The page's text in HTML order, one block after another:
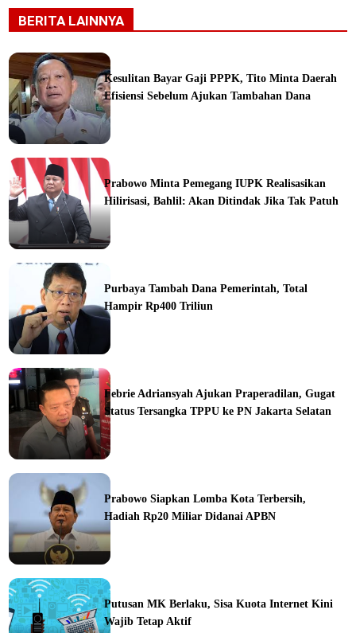
BERITA LAINNYA
Kesulitan Bayar Gaji PPPK, Tito Minta Daerah
Efisiensi Sebelum Ajukan Tambahan Dana
Prabowo Minta Pemegang IUPK Realisasikan
Hilirisasi, Bahlil: Akan Ditindak Jika Tak Patuh
Purbaya Tambah Dana Pemerintah, Total
Hampir Rp400 Triliun
Febrie Adriansyah Ajukan Praperadilan, Gugat
Status Tersangka TPPU ke PN Jakarta Selatan
Prabowo Siapkan Lomba Kota Terbersih,
Hadiah Rp20 Miliar Didanai APBN
Putusan MK Berlaku, Sisa Kuota Internet Kini
Wajib Tetap Aktif